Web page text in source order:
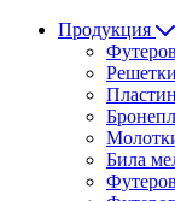
Продукция
Била